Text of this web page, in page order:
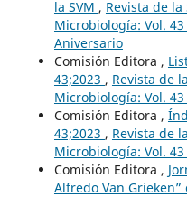
la SVM , Revista de
Microbiología: Vol.
Aniversario
Comisión Editora ,
43;2023 , Revista de
Microbiología: Vol.
Comisión Editora ,
43;2023 , Revista de
Microbiología: Vol.
Comisión Editora ,
Alfredo Van